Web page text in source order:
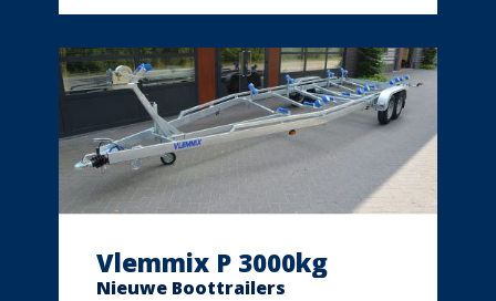
Vlemmix P 3000kg
Nieuwe Boottrailers